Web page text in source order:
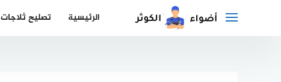
الرئيسية تصليح ثلاجات